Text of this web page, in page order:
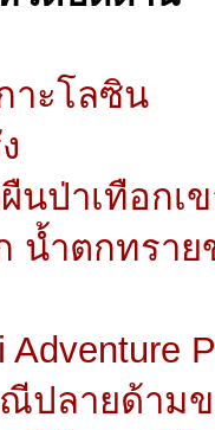
าะโลซิน
นป่าเทือกเ
น้ำตกทราย
Adventure
ปลายด้าม